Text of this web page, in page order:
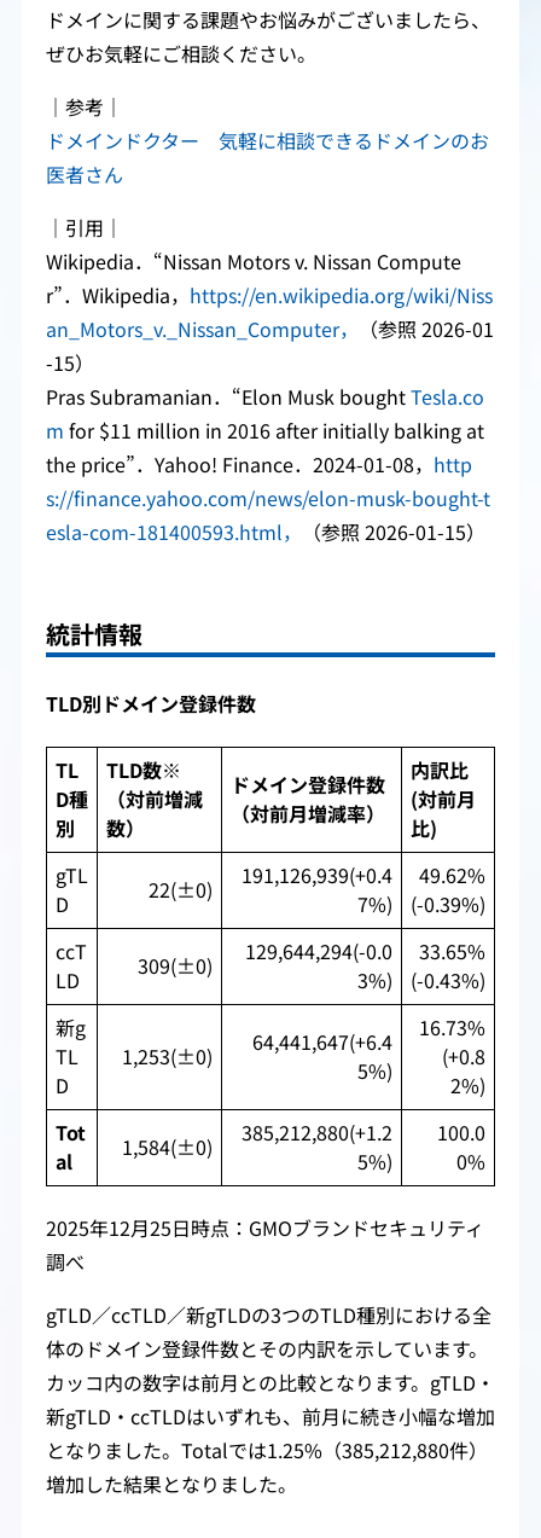
ドメインに関する課題やお悩みがございましたら、
ぜひお気軽にご相談ください。
｜参考｜
ドメインドクター 気軽に相談できるドメインのお
医者さん
｜引用｜
Wikipedia．“Nissan Motors v. Nissan Compute
r”．Wikipedia， https://en.wikipedia.org/wiki/Niss
an_Motors_v._Nissan_Computer， （参照 2026-01
-15）
Pras Subramanian．“Elon Musk boughtTesla.co
mfor $11 million in 2016 after initially balking at
the price”．Yahoo! Finance．2024-01-08， http
s://finance.yahoo.com/news/elon-musk-bought-t
esla-com-181400593.html， （参照 2026-01-15）
統計情報
TLD別ドメイン登録件数
TL
D種
別
TLD数※
（対前増減
数）
ドメイン登録件数
（対前月増減率）
内訳比
(対前月
比)
gTL
D 22(±0) 191,126,939(+0.4
7%)
49.62%
(-0.39%)
ccT
LD 309(±0) 129,644,294(-0.0
3%)
33.65%
(-0.43%)
新g
TL
D
1,253(±0) 64,441,647(+6.4
5%)
16.73%
(+0.8
2%)
Tot
al 1,584(±0) 385,212,880(+1.2
5%)
100.0
0%
2025年12月25日時点：GMOブランドセキュリティ
調べ
gTLD／ccTLD／新gTLDの3つのTLD種別における全
体のドメイン登録件数とその内訳を示しています。
カッコ内の数字は前月との比較となります。gTLD・
新gTLD・ccTLDはいずれも、前月に続き小幅な増加
となりました。Totalでは1.25%（385,212,880件）
増加した結果となりました。